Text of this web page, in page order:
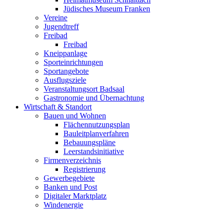
Jüdisches Museum Franken
Vereine
Jugendtreff
Freibad
Freibad
Kneippanlage
Sporteinrichtungen
Sportangebote
Ausflugsziele
Veranstaltungsort Badsaal
Gastronomie und Übernachtung
Wirtschaft & Standort
Bauen und Wohnen
Flächennutzungsplan
Bauleitplanverfahren
Bebauungspläne
Leerstandsinitiative
Firmenverzeichnis
Registrierung
Gewerbegebiete
Banken und Post
Digitaler Marktplatz
Windenergie